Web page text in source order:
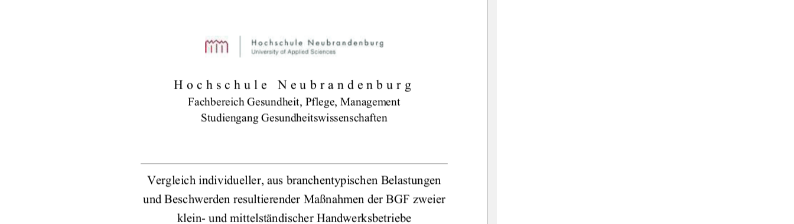
Hochschule Neubrandenburg
Fachbereich Gesundheit, Pflege, Management
Studiengang Gesundheitswissenschaften
Vergleich individueller, aus branchentypischen Belastungen
und Beschwerden resultierender Maßnahmen der BGF zweier
klein- und mittelständischer Handwerksbetriebe